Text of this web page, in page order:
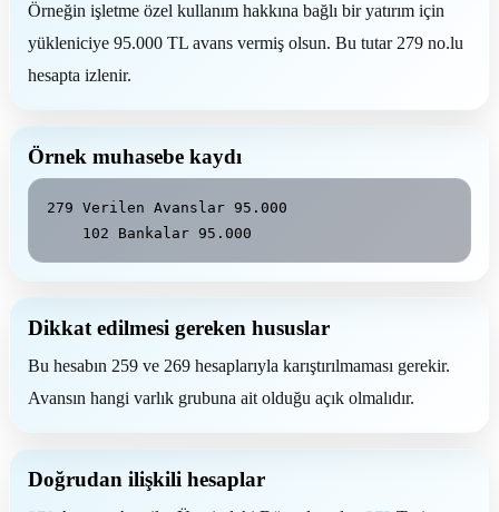
Örneğin işletme özel kullanım hakkına bağlı bir yatırım için
yükleniciye 95.000 TL avans vermiş olsun. Bu tutar 279 no.lu
hesapta izlenir.
Örnek muhasebe kaydı
279 Verilen Avanslar 95.000
    102 Bankalar 95.000
Dikkat edilmesi gereken hususlar
Bu hesabın 259 ve 269 hesaplarıyla karıştırılmaması gerekir.
Avansın hangi varlık grubuna ait olduğu açık olmalıdır.
Doğrudan ilişkili hesaplar